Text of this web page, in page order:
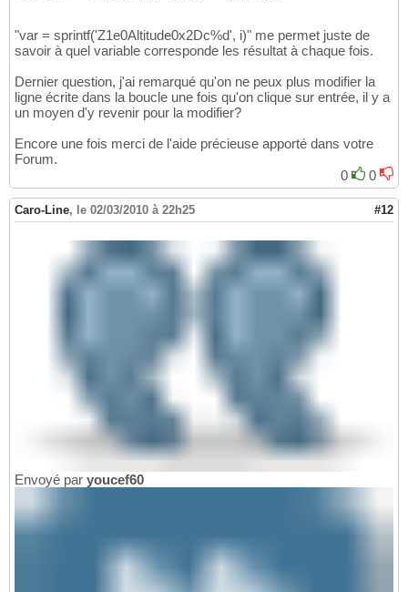
14
end
"var = sprintf('Z1e0Altitude0x2Dc%d', i)" me permet juste de
savoir à quel variable corresponde les résultat à chaque fois.
Dernier question, j'ai remarqué qu'on ne peux plus modifier la
ligne écrite dans la boucle une fois qu'on clique sur entrée, il y a
un moyen d'y revenir pour la modifier?
Encore une fois merci de l'aide précieuse apporté dans votre
Forum.
0
0
Caro-Line, le 02/03/2010 à 22h25 #12
Envoyé par youcef60